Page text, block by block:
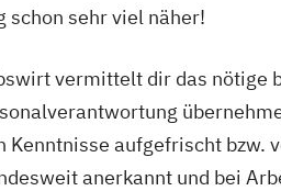
schon sehr viel näher!
vermittelt dir das
Kenntnisse aufgefrischt
anerkannt und bei